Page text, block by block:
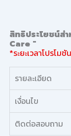
สิทธิประโยชน์ส
Care "
*ระยะเวลาโปรโม
รายละเอียด
เงื่อนไข
ติดต่อสอบถาม